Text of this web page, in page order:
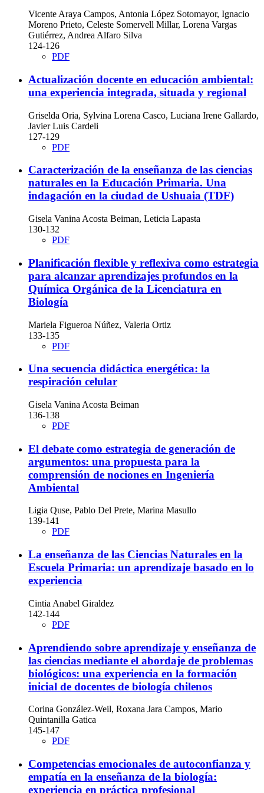
Vicente Araya Campos, Antonia López Sotomayor, Ignacio
Moreno Prieto, Celeste Somervell Millar, Lorena Vargas
Gutiérrez, Andrea Alfaro Silva
124-126
PDF
Actualización docente en educación ambiental:
una experiencia integrada, situada y regional
Griselda Oria, Sylvina Lorena Casco, Luciana Irene Gallardo,
Javier Luis Cardeli
127-129
PDF
Caracterización de la enseñanza de las ciencias
naturales en la Educación Primaria. Una
indagación en la ciudad de Ushuaia (TDF)
Gisela Vanina Acosta Beiman, Leticia Lapasta
130-132
PDF
Planificación flexible y reflexiva como estrategia
para alcanzar aprendizajes profundos en la
Química Orgánica de la Licenciatura en
Biología
Mariela Figueroa Núñez, Valeria Ortiz
133-135
PDF
Una secuencia didáctica energética: la
respiración celular
Gisela Vanina Acosta Beiman
136-138
PDF
El debate como estrategia de generación de
argumentos: una propuesta para la
comprensión de nociones en Ingeniería
Ambiental
Ligia Quse, Pablo Del Prete, Marina Masullo
139-141
PDF
La enseñanza de las Ciencias Naturales en la
Escuela Primaria: un aprendizaje basado en lo
experiencia
Cintia Anabel Giraldez
142-144
PDF
Aprendiendo sobre aprendizaje y enseñanza de
las ciencias mediante el abordaje de problemas
biológicos: una experiencia en la formación
inicial de docentes de biología chilenos
Corina González-Weil, Roxana Jara Campos, Mario
Quintanilla Gatica
145-147
PDF
Competencias emocionales de autoconfianza y
empatía en la enseñanza de la biología:
experiencia en práctica profesional